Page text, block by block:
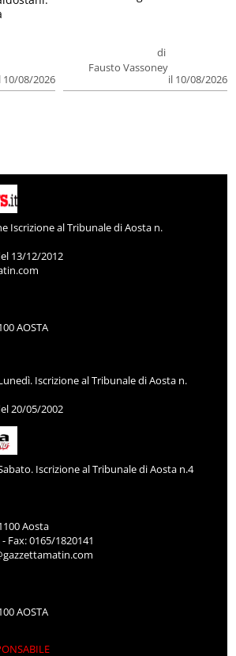
10/08/2026
di
Fausto Vassoney
il 10/08/2026
Iscrizione al Tribunale di Aosta n.
13/12/2012
AOSTA
Iscrizione al Tribunale di Aosta n.
20/05/2002
Iscrizione al Tribunale di Aosta n.4
Aosta
Fax: 0165/1820141
AOSTA